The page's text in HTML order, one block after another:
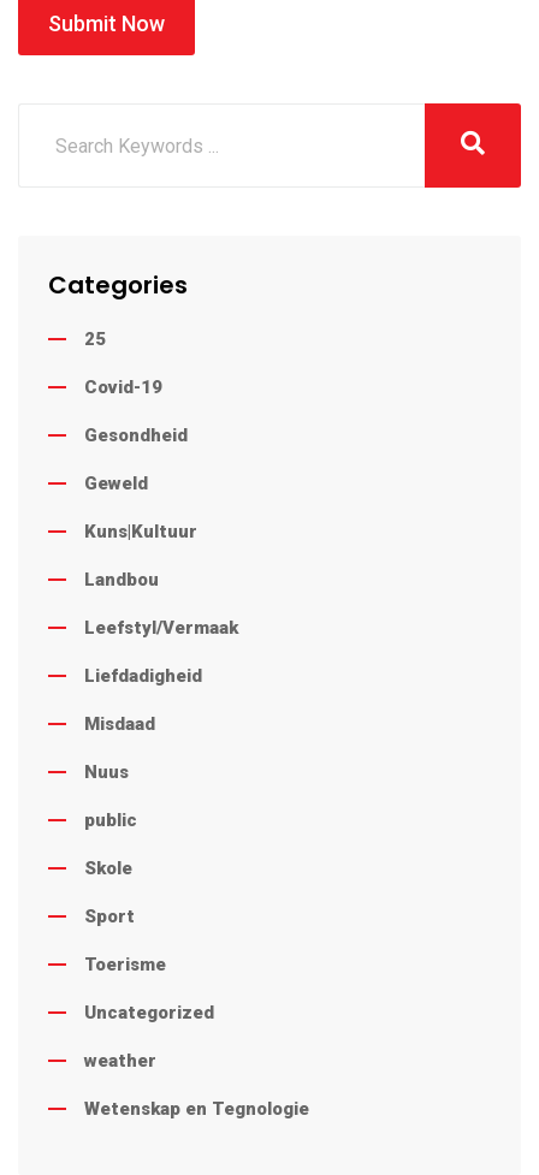
Submit Now
Categories
25
Covid-19
Gesondheid
Geweld
Kuns|Kultuur
Landbou
Leefstyl/Vermaak
Liefdadigheid
Misdaad
Nuus
public
Skole
Sport
Toerisme
Uncategorized
weather
Wetenskap en Tegnologie